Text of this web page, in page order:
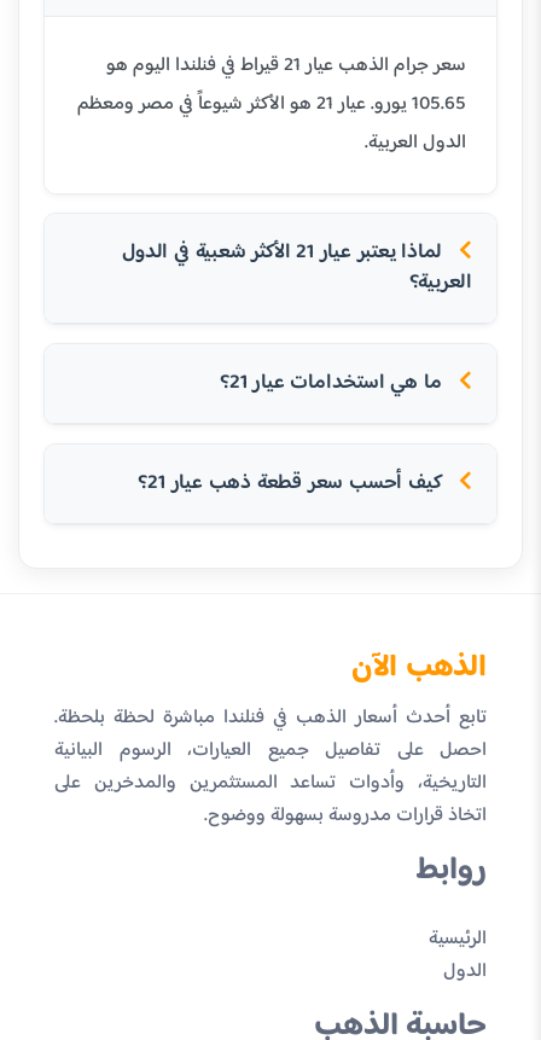
سعر جرام الذهب عيار 21 قيراط في فنلندا اليوم هو
105.65 يورو. عيار 21 هو الأكثر شيوعاً في مصر ومعظم
الدول العربية.
لماذا يعتبر عيار 21 الأكثر شعبية في الدول
العربية؟
ما هي استخدامات عيار 21؟
كيف أحسب سعر قطعة ذهب عيار 21؟
الذهب الآن
تابع أحدث أسعار الذهب في فنلندا مباشرة لحظة بلحظة.
احصل على تفاصيل جميع العيارات، الرسوم البيانية
التاريخية، وأدوات تساعد المستثمرين والمدخرين على
اتخاذ قرارات مدروسة بسهولة ووضوح.
روابط
الرئيسية
الدول
حاسبة الذهب